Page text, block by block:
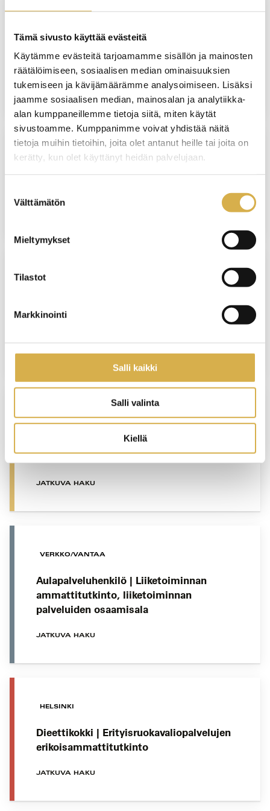
Tämä sivusto käyttää evästeitä
Käytämme evästeitä tarjoamamme sisällön ja mainosten
räätälöimiseen, sosiaalisen median ominaisuuksien
tukemiseen ja kävijämäärämme analysoimiseen. Lisäksi
jaamme sosiaalisen median, mainosalan ja analytiikka-
alan kumppaneillemme tietoja siitä, miten käytät
sivustoamme. Kumppanimme voivat yhdistää näitä
tietoja muihin tietoihin, joita olet antanut heille tai joita on
kerätty, kun olet käyttänyt heidän palvelujaan.
valinta
Välttämätön
Mieltymykset
Tilastot
Markkinointi
Salli kaikki
Salli valinta
Kiellä
Kiinteistösihteeri | Liiketoiminnan
ammattitutkinto, liiketoiminnan
palveluiden osaamisala
JATKUVA HAKU
JATKUVA HAKU
VANTAA
Logistiikan perustutkinto
JATKUVA HAKU
VANTAA
Hotelliosaajan opiskelupolku |
Matkailualan perustutkinto
JATKUVA HAKU
VERKKO/VANTAA
Aulapalveluhenkilö | Liiketoiminnan
ammattitutkinto, liiketoiminnan
palveluiden osaamisala
JATKUVA HAKU
HELSINKI
Dieettikokki | Erityisruokavaliopalvelujen
erikoisammattitutkinto
JATKUVA HAKU